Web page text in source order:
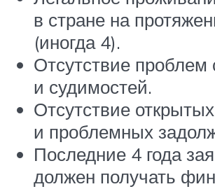
в стране на
(иногда 4).
Отсутствие проблем
и судимостей.
Отсутствие
и проблемных
Последние 4 года
должен получать